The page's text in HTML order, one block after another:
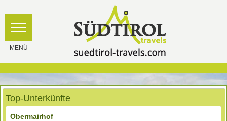
Top-Unterkünfte
Obermairhof